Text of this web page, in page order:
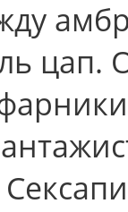
цап.